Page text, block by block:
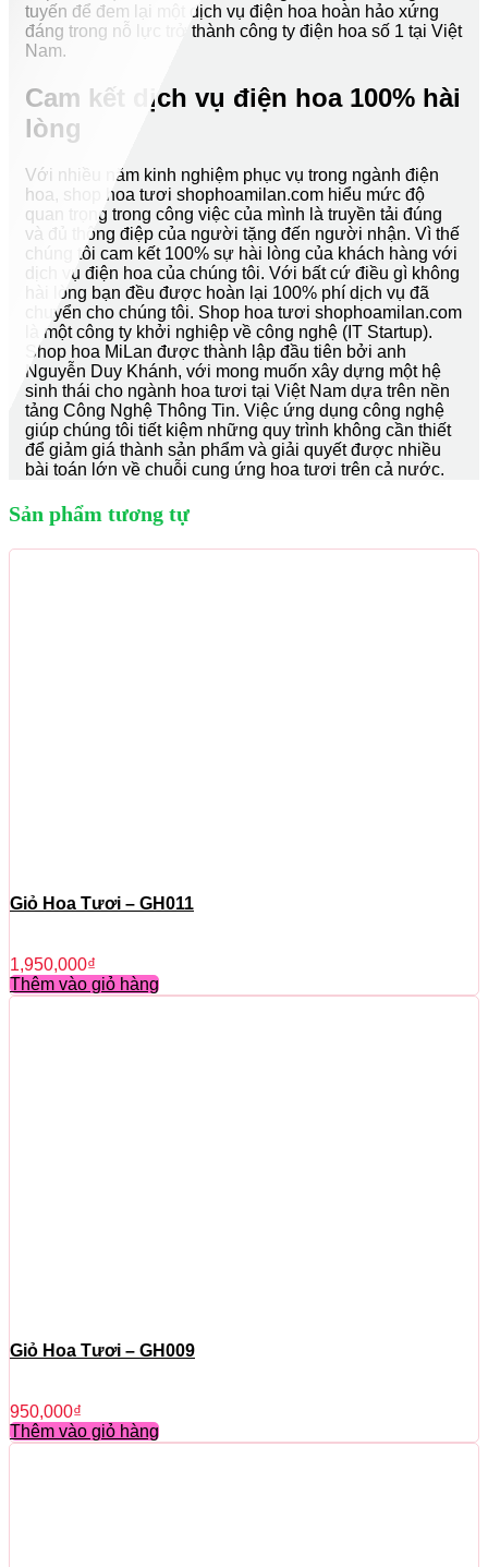
tuyến để đem lại một dịch vụ điện hoa hoàn hảo xứng
đáng trong nỗ lực trở thành công ty điện hoa số 1 tại Việt
Nam.
Cam kết dịch vụ điện hoa 100% hài
lòng
Với nhiều năm kinh nghiệm phục vụ trong ngành điện
hoa, shop hoa tươi shophoamilan.com hiểu mức độ
quan trọng trong công việc của mình là truyền tải đúng
và đủ thông điệp của người tặng đến người nhận. Vì thế
chúng tôi cam kết 100% sự hài lòng của khách hàng với
dịch vụ điện hoa của chúng tôi. Với bất cứ điều gì không
hài lòng bạn đều được hoàn lại 100% phí dịch vụ đã
chuyển cho chúng tôi. Shop hoa tươi shophoamilan.com
là một công ty khởi nghiệp về công nghệ (IT Startup).
Shop hoa MiLan được thành lập đầu tiên bởi anh
Nguyễn Duy Khánh, với mong muốn xây dựng một hệ
sinh thái cho ngành hoa tươi tại Việt Nam dựa trên nền
tảng Công Nghệ Thông Tin. Việc ứng dụng công nghệ
giúp chúng tôi tiết kiệm những quy trình không cần thiết
để giảm giá thành sản phẩm và giải quyết được nhiều
bài toán lớn về chuỗi cung ứng hoa tươi trên cả nước.
Sản phẩm tương tự
Giỏ Hoa Tươi – GH011
1,950,000₫
Thêm vào giỏ hàng
Giỏ Hoa Tươi – GH009
950,000₫
Thêm vào giỏ hàng